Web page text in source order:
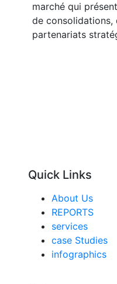
marché qui
de consolidations,
partenariats
Quick Links
About Us
REPORTS
services
case Studies
infographics